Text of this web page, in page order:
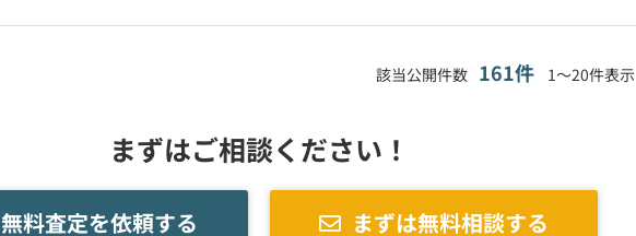
該当公開件数 161件 1～20件表示
まずはご相談ください！
無料査定を依頼する まずは無料相談する